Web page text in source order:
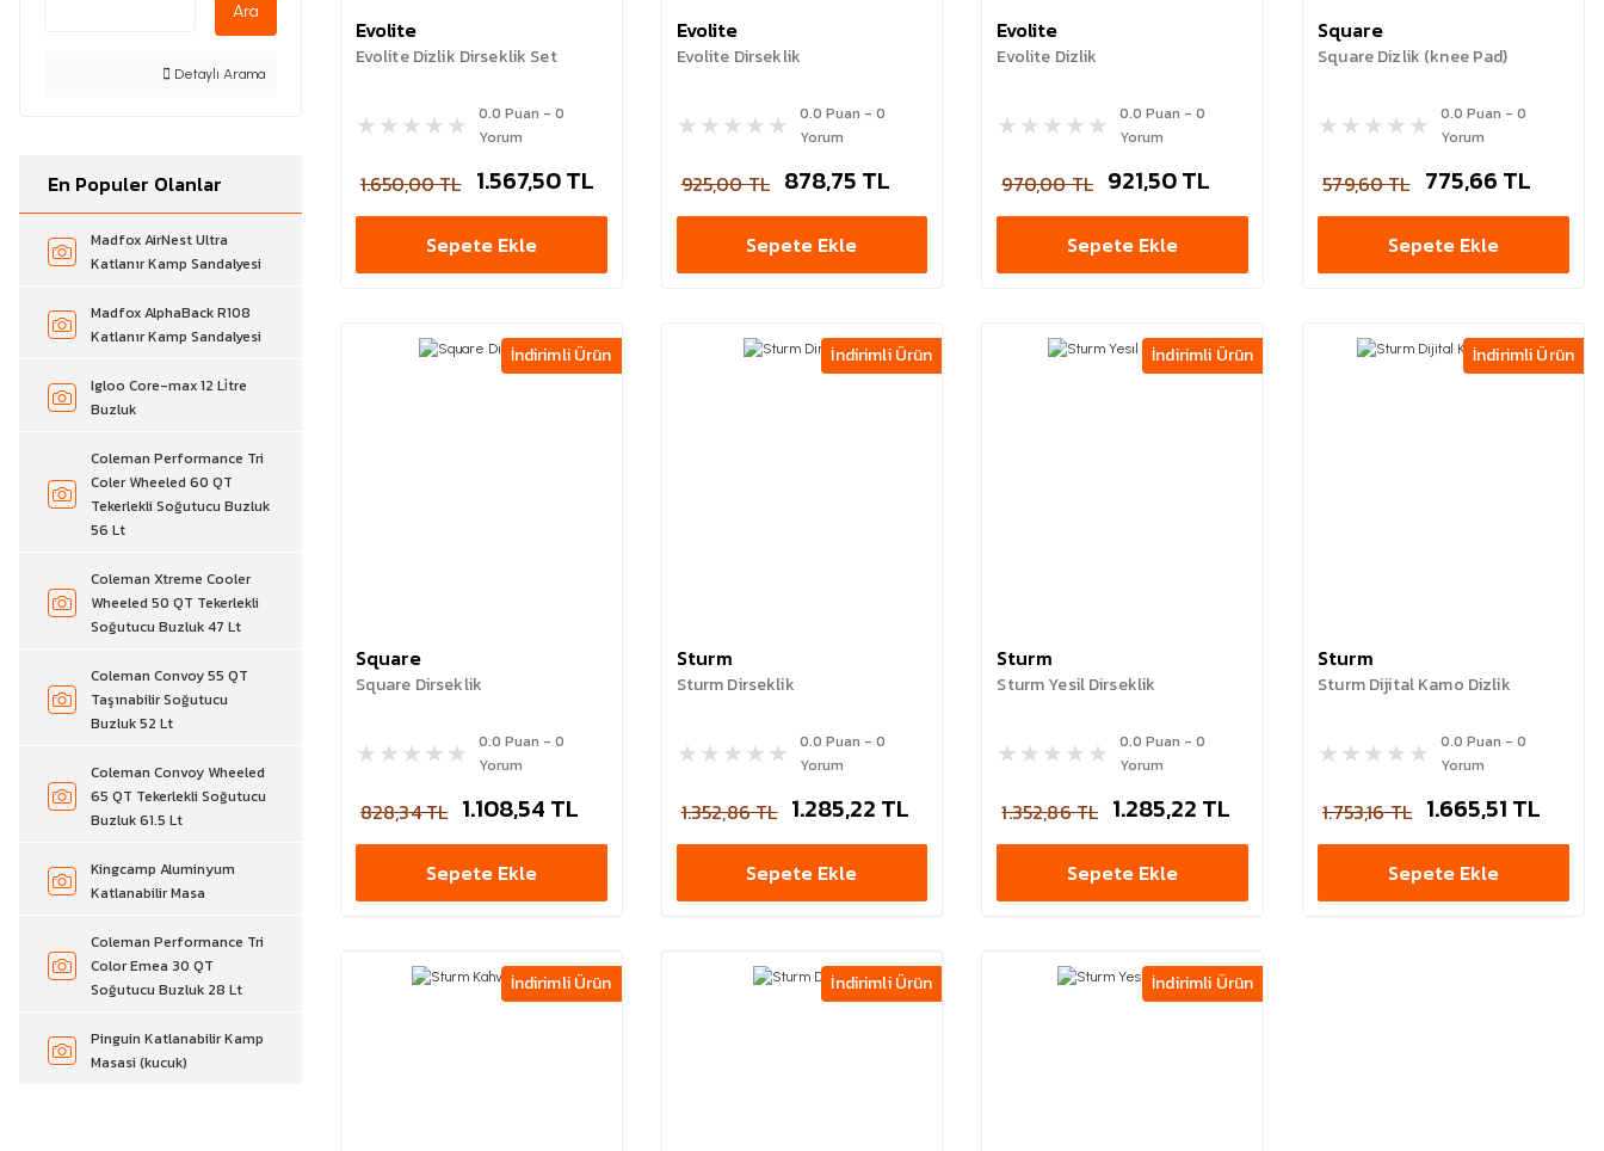
Ara
Detaylı Arama
En Populer Olanlar
Madfox AirNest Ultra
Katlanır Kamp Sandalyesi
Madfox AlphaBack R108
Katlanır Kamp Sandalyesi
Igloo Core-max 12 Li̇tre
Buzluk
Coleman Performance Tri
Coler Wheeled 60 QT
Tekerlekli Soğutucu Buzluk
56 Lt
Coleman Xtreme Cooler
Wheeled 50 QT Tekerlekli
Soğutucu Buzluk 47 Lt
Coleman Convoy 55 QT
Taşınabilir Soğutucu
Buzluk 52 Lt
Coleman Convoy Wheeled
65 QT Tekerlekli Soğutucu
Buzluk 61.5 Lt
Kingcamp Aluminyum
Katlanabilir Masa
Coleman Performance Tri
Color Emea 30 QT
Soğutucu Buzluk 28 Lt
Pinguin Katlanabilir Kamp
Masasi (kucuk)
Evolite
Evolite Dizlik Dirseklik Set
0.0 Puan - 0
Yorum
1.650,00 TL 1.567,50 TL
Sepete Ekle
Evolite
Evolite Dirseklik
0.0 Puan - 0
Yorum
925,00 TL 878,75 TL
Sepete Ekle
Evolite
Evolite Dizlik
0.0 Puan - 0
Yorum
970,00 TL 921,50 TL
Sepete Ekle
Square
Square Dizlik (knee Pad)
0.0 Puan - 0
Yorum
579,60 TL 775,66 TL
Sepete Ekle
İndirimli Ürün
Square
Square Dirseklik
0.0 Puan - 0
Yorum
828,34 TL 1.108,54 TL
Sepete Ekle
İndirimli Ürün
Sturm
Sturm Dirseklik
0.0 Puan - 0
Yorum
1.352,86 TL 1.285,22 TL
Sepete Ekle
İndirimli Ürün
Sturm
Sturm Yesil Dirseklik
0.0 Puan - 0
Yorum
1.352,86 TL 1.285,22 TL
Sepete Ekle
İndirimli Ürün
Sturm
Sturm Dijital Kamo Dizlik
0.0 Puan - 0
Yorum
1.753,16 TL 1.665,51 TL
Sepete Ekle
İndirimli Ürün İndirimli Ürün İndirimli Ürün